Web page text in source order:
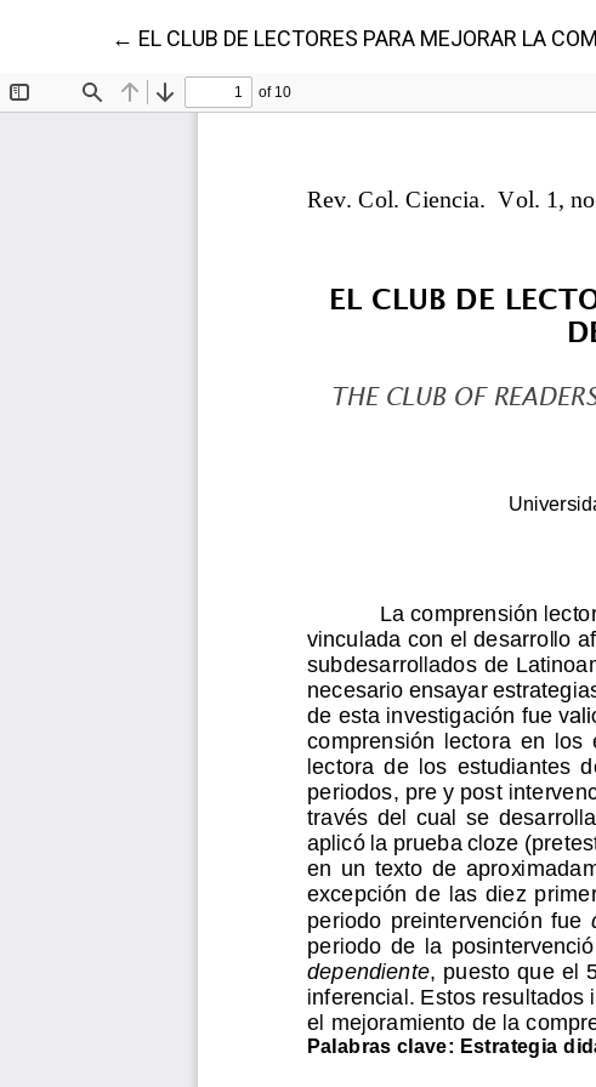
← Volver a los detalles del artículo
EL CLUB DE LECTORES PARA MEJORAR LA